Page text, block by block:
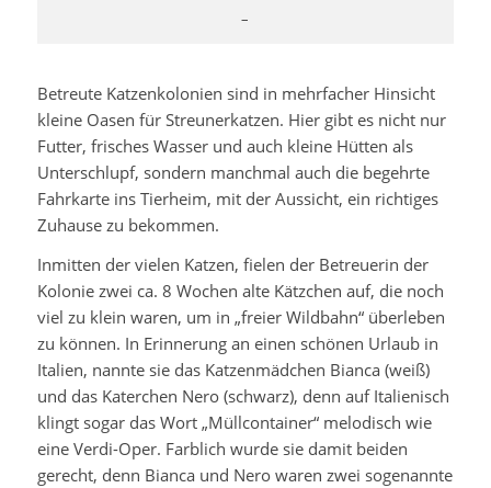
–
Betreute Katzenkolonien sind in mehrfacher Hinsicht
kleine Oasen für Streunerkatzen. Hier gibt es nicht nur
Futter, frisches Wasser und auch kleine Hütten als
Unterschlupf, sondern manchmal auch die begehrte
Fahrkarte ins Tierheim, mit der Aussicht, ein richtiges
Zuhause zu bekommen.
Inmitten der vielen Katzen, fielen der Betreuerin der
Kolonie zwei ca. 8 Wochen alte Kätzchen auf, die noch
viel zu klein waren, um in „freier Wildbahn“ überleben
zu können. In Erinnerung an einen schönen Urlaub in
Italien, nannte sie das Katzenmädchen Bianca (weiß)
und das Katerchen Nero (schwarz), denn auf Italienisch
klingt sogar das Wort „Müllcontainer“ melodisch wie
eine Verdi-Oper. Farblich wurde sie damit beiden
gerecht, denn Bianca und Nero waren zwei sogenannte